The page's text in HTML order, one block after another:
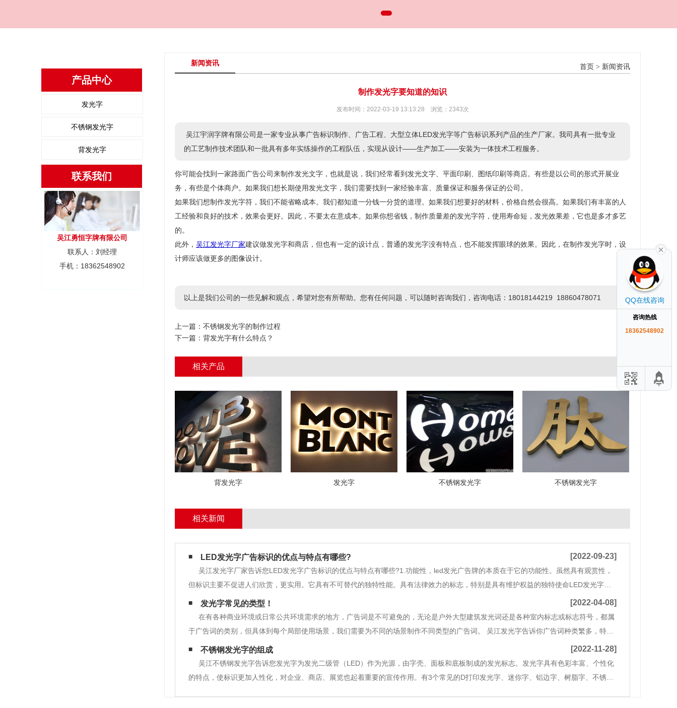
产品中心
发光字
不锈钢发光字
背发光字
联系我们
吴江勇恒字牌有限公司
联系人：刘经理
手机：18362548902
新闻资讯 首页 > 新闻资讯
制作发光字要知道的知识
发布时间：2022-03-19 13:13:28 浏览：2343次
吴江宇润字牌有限公司是一家专业从事广告标识制作、广告工程、大型立体LED发光字等广告标识系列产品的生产厂家。我司具有一批专业
的工艺制作技术团队和一批具有多年实练操作的工程队伍，实现从设计——生产加工——安装为一体技术工程服务。
你可能会找到一家路面广告公司来制作发光文字，也就是说，我们经常看到发光文字、平面印刷、图纸印刷等商店。有些是以公司的形式开展业
务，有些是个体商户。如果我们想长期使用发光文字，我们需要找到一家经验丰富、质量保证和服务保证的公司。
如果我们想制作发光字符，我们不能省略成本。我们都知道一分钱一分货的道理。如果我们想要好的材料，价格自然会很高。如果我们有丰富的人
工经验和良好的技术，效果会更好。因此，不要太在意成本。如果你想省钱，制作质量差的发光字符，使用寿命短，发光效果差，它也是多才多艺
的。
此外， 吴江发光字厂家建议做发光字和商店，但也有一定的设计点，普通的发光字没有特点，也不能发挥眼球的效果。因此，在制作发光字时，设
计师应该做更多的图像设计。
以上是我们公司的一些见解和观点，希望对您有所帮助。您有任何问题，可以随时咨询我们，咨询电话：18018144219 18860478071
上一篇： 不锈钢发光字的制作过程
下一篇： 背发光字有什么特点？
相关产品
背发光字 发光字 不锈钢发光字 不锈钢发光字
相关新闻
LED发光字广告标识的优点与特点有哪些? [2022-09-23]
吴江发光字厂家告诉您LED发光字广告标识的优点与特点有哪些?1.功能性，led发光广告牌的本质在于它的功能性。虽然具有观赏性，
但标识主要不促进人们欣赏，更实用。它具有不可替代的独特性能。具有法律效力的标志，特别是具有维护权益的独特使命LED发光字广
告标识的本质。2.辨别性，LOGO蕞好的优点是易于识别.呈现物品本身的特征，标志着事物之间不同的含义.区分与归属是标识的关键效
果。3.显著性，显著性是标
发光字常见的类型！ [2022-04-08]
在有各种商业环境或日常公共环境需求的地方，广告词是不可避免的，无论是户外大型建筑发光词还是各种室内标志或标志符号，都属
于广告词的类别，但具体到每个局部使用场景，我们需要为不同的场景制作不同类型的广告词。 吴江发光字告诉你广告词种类繁多，特别
是近年来，新技术、新技术层出不穷，新名称层出不穷。我们可以看到各种广告词的具体区别，以便根据应用环境的需要找到合适的广告
词。1.水晶发光字。水晶字应该算是应用早
不锈钢发光字的组成 [2022-11-28]
吴江不锈钢发光字告诉您发光字为发光二级管（LED）作为光源，由字壳、面板和底板制成的发光标志。发光字具有色彩丰富、个性化
的特点，使标识更加人性化，对企业、商店、展览也起着重要的宣传作用。有3个常见的D打印发光字、迷你字、铝边字、树脂字、不锈钢
QQ在线咨询
咨询热线
18362548902